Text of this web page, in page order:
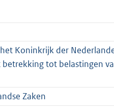
Koninkrijk der
tot belastingen
Zaken